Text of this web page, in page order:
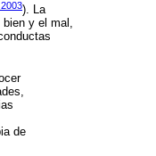
). La
bien y el mal,
de